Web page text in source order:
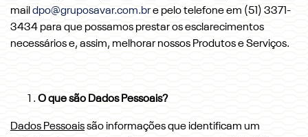
mail dpo@gruposavar.com.bre pelo telefone em (51) 3371-
3434 para que possamos prestar os esclarecimentos
necessários e, assim, melhorar nossos Produtos e Serviços.
O que são Dados Pessoais?
Dados Pessoaissão informações que identificam um